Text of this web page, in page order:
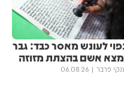
לעונש מאסר כבד: גבר
אשם בהצתת מזוזה
פרבר 06.08.26